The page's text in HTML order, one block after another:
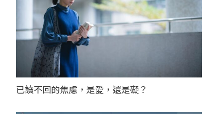
已讀不回的焦慮，是愛，還是礙？